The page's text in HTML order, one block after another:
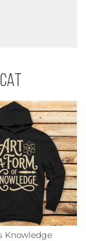
Knowledge